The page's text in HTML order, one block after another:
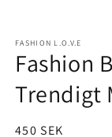
FASHION L.O.V.E
Fashion
Trendigt
Ordinarie
450 SEK